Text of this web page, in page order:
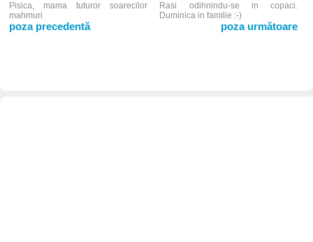
Pisica, mama tuturor soarecilor
mahmuri
poza precedentă
Rasi odihnindu-se in copaci.
Duminica in familie :-)
poza următoare